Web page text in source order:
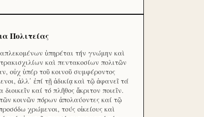
Πολιτείας
ὑπηρέται τήν γνώμην καὶ
καὶ πεντακοσίων πολιτῶν
οὐχ ὑπέρ τοῦ κοινοῦ συμφέροντος
ἀλλ᾽ ἐπί τῇ ἀδικίᾳ καὶ τῷ ἀφανεῖ τά
καί τό πλῆθος ἄκριτον ποιεῖν.
κοινῶν πόρων ἀπολαύοντες καί τῷ
χρώμενοι, τούς οἰκείους καὶ